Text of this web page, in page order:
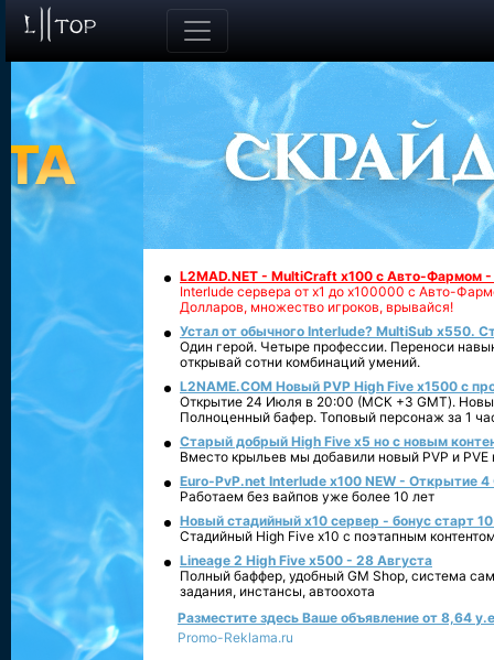
L2MAD.NET - MultiCraft x100 с Авто-Фармом
Interlude сервера от х1 до х100000 с Авто-
Долларов, множество игроков, врывайся!
Устал от обычного Interlude? MultiSub x550.
Один герой. Четыре профессии. Переноси
открывай сотни комбинаций умений.
L2NAME.COM Новый PVP High Five x1500 с
Открытие 24 Июля в 20:00 (МСК +3 GMT).
Полноценный бафер. Топовый персонаж за 1
Старый добрый High Five x5 но с новым
Вместо крыльев мы добавили новый PVP и PVE
Euro-PvP.net Interlude х100 NEW - Открытие 4
Работаем без вайпов уже более 10 лет
Новый стадийный х10 сервер - бонус старт
Стадийный High Five x10 с поэтапным
Lineage 2 High Five x500 - 28 Августа
Полный баффер, удобный GM Shop, система
задания, инстансы, автоохота
Разместите здесь Ваше объявление от 8,64
Promo-Reklama.ru